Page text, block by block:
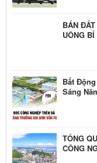
BÁN
UÔNG
Bất
Sáng
TỔNG
CÔNG